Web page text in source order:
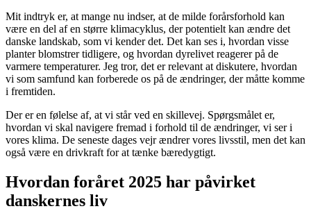
Mit indtryk er, at mange nu indser, at de milde forårsforhold kan
være en del af en større klimacyklus, der potentielt kan ændre det
danske landskab, som vi kender det. Det kan ses i, hvordan visse
planter blomstrer tidligere, og hvordan dyrelivet reagerer på de
varmere temperaturer. Jeg tror, det er relevant at diskutere, hvordan
vi som samfund kan forberede os på de ændringer, der måtte komme
i fremtiden.
Der er en følelse af, at vi står ved en skillevej. Spørgsmålet er,
hvordan vi skal navigere fremad i forhold til de ændringer, vi ser i
vores klima. De seneste dages vejr ændrer vores livsstil, men det kan
også være en drivkraft for at tænke bæredygtigt.
Hvordan foråret 2025 har påvirket
danskernes liv